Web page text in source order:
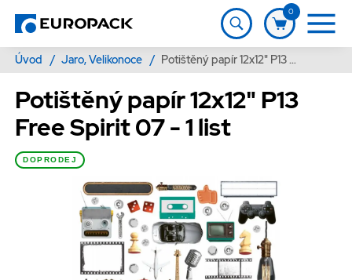
0
Úvod / Jaro, Velikonoce / Potištěný papír 12x12" P13 Free Spirit 07 - 1 list
Potištěný papír 12x12" P13
Free Spirit 07 - 1 list
DOPRODEJ